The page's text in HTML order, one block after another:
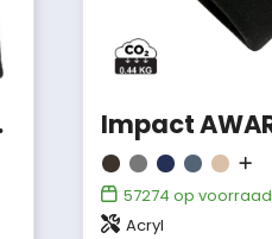
57274 op voorraad
Acryl